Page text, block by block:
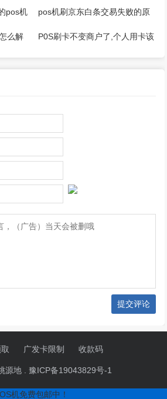
来了
pos机
pos机刷京东白条交易失败的原
因是什么
么解
P0S刷卡不变商户了,个人用卡该
提交评论
广发卡限制 收款码
源地 .豫ICP备19043829号-1
机免费包邮中！